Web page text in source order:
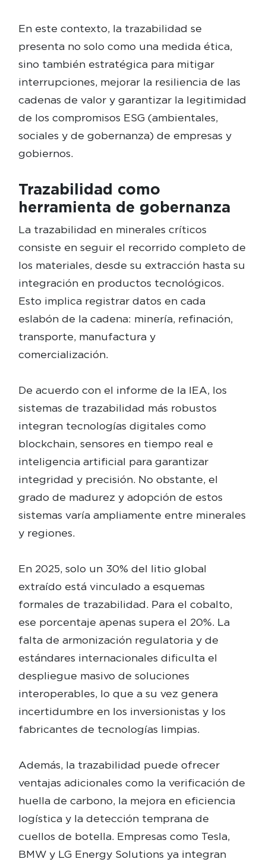
En este contexto, la trazabilidad se
presenta no solo como una medida ética,
sino también estratégica para mitigar
interrupciones, mejorar la resiliencia de las
cadenas de valor y garantizar la legitimidad
de los compromisos ESG (ambientales,
sociales y de gobernanza) de empresas y
gobiernos.
Trazabilidad como
herramienta de gobernanza
La trazabilidad en minerales críticos
consiste en seguir el recorrido completo de
los materiales, desde su extracción hasta su
integración en productos tecnológicos.
Esto implica registrar datos en cada
eslabón de la cadena: minería, refinación,
transporte, manufactura y
comercialización.
De acuerdo con el informe de la IEA, los
sistemas de trazabilidad más robustos
integran tecnologías digitales como
blockchain, sensores en tiempo real e
inteligencia artificial para garantizar
integridad y precisión. No obstante, el
grado de madurez y adopción de estos
sistemas varía ampliamente entre minerales
y regiones.
En 2025, solo un 30% del litio global
extraído está vinculado a esquemas
formales de trazabilidad. Para el cobalto,
ese porcentaje apenas supera el 20%. La
falta de armonización regulatoria y de
estándares internacionales dificulta el
despliegue masivo de soluciones
interoperables, lo que a su vez genera
incertidumbre en los inversionistas y los
fabricantes de tecnologías limpias.
Además, la trazabilidad puede ofrecer
ventajas adicionales como la verificación de
huella de carbono, la mejora en eficiencia
logística y la detección temprana de
cuellos de botella. Empresas como Tesla,
BMW y LG Energy Solutions ya integran